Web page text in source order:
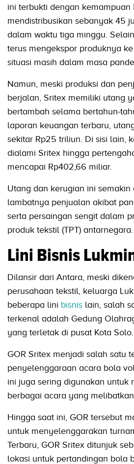
ini terbukti dengan kemampuan
mendistribusikan sebanyak 45
dalam waktu tiga minggu.
terus mengekspor produknya
situasi masih dalam masa
Namun, meski produksi dan
berjalan, Sritex memiliki utang
bertambah selama bertahun-
laporan keuangan terbaru,
sekitar Rp25 triliun. Di sisi lain,
dialami Sritex hingga
mencapai Rp402,66 miliar.
Utang dan kerugian ini semakin
lambatnya penjualan akibat
serta persaingan sengit dalam
produk tekstil (TPT) antarnegara.
Lini Bisnis
Dilansir dari Antara, meski
perusahaan tekstil, keluarga
beberapa lini bisnis lain, salah
terkenal adalah Gedung
yang terletak di pusat Kota Solo.
GOR Sritex menjadi salah satu
penyelenggaraan acara bola
ini juga sering digunakan untuk
berbagai acara yang melibatkan
Hingga saat ini, GOR tersebut
untuk menyelenggarakan
Terbaru, GOR Sritex ditunjuk
lokasi untuk pertandingan bola